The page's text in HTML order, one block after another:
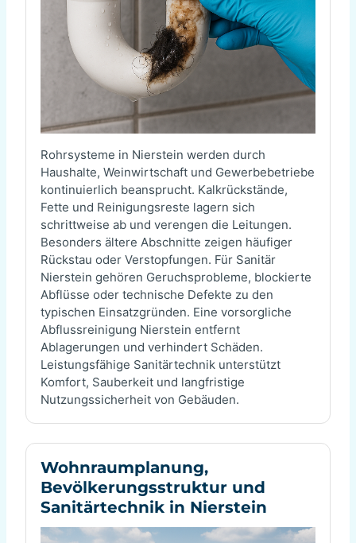
Rohrsysteme in Nierstein werden durch
Haushalte, Weinwirtschaft und Gewerbebetriebe
kontinuierlich beansprucht. Kalkrückstände,
Fette und Reinigungsreste lagern sich
schrittweise ab und verengen die Leitungen.
Besonders ältere Abschnitte zeigen häufiger
Rückstau oder Verstopfungen. Für Sanitär
Nierstein gehören Geruchsprobleme, blockierte
Abflüsse oder technische Defekte zu den
typischen Einsatzgründen. Eine vorsorgliche
Abflussreinigung Nierstein entfernt
Ablagerungen und verhindert Schäden.
Leistungsfähige Sanitärtechnik unterstützt
Komfort, Sauberkeit und langfristige
Nutzungssicherheit von Gebäuden.
Wohnraumplanung,
Bevölkerungsstruktur und
Sanitärtechnik in Nierstein